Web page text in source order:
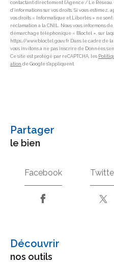
contactant directement l’Agence / Le
d’informations sur vos droits. Si vous estimez,
vos droits « Informatique et Libertés » ne sont
réclamation à la CNIL. Nous vous informons
démarchage téléphonique « Bloctel », sur
https://www.bloctel.gouv.fr Dans le cadre de
vous invitons à ne pas inscrire de Données
Ce site est protégé par reCAPTCHA, les
ation de Google s'appliquent.
partager
le bien
Facebook
découvrir
nos outils